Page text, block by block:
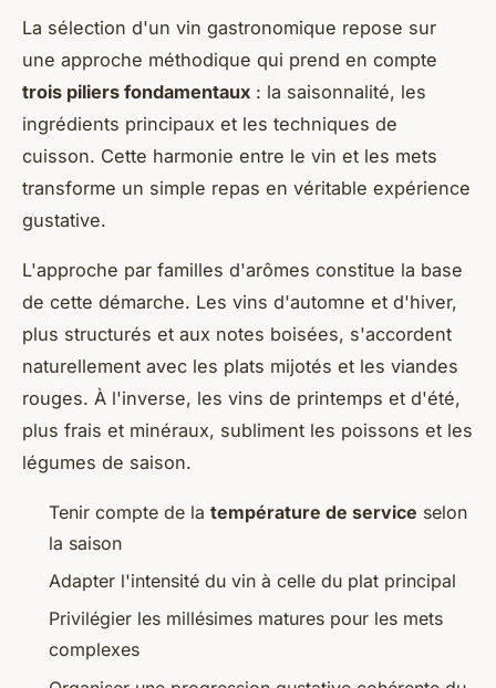
La sélection d'un vin gastronomique repose sur
une approche méthodique qui prend en compte
trois piliers fondamentaux : la saisonnalité, les
ingrédients principaux et les techniques de
cuisson. Cette harmonie entre le vin et les mets
transforme un simple repas en véritable expérience
gustative.
L'approche par familles d'arômes constitue la base
de cette démarche. Les vins d'automne et d'hiver,
plus structurés et aux notes boisées, s'accordent
naturellement avec les plats mijotés et les viandes
rouges. À l'inverse, les vins de printemps et d'été,
plus frais et minéraux, subliment les poissons et les
légumes de saison.
Tenir compte de la température de service selon
la saison
Adapter l'intensité du vin à celle du plat principal
Privilégier les millésimes matures pour les mets
complexes